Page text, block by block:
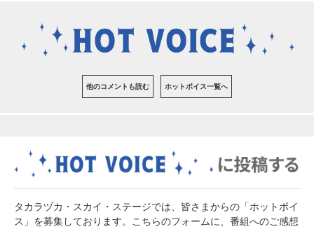
他のコメントも読む ホットボイス一覧へ
タカラヅカ・スカイ・ステージでは、皆さまからの「ホットボイ
ス」を募集しております。こちらのフォームに、番組へのご感想